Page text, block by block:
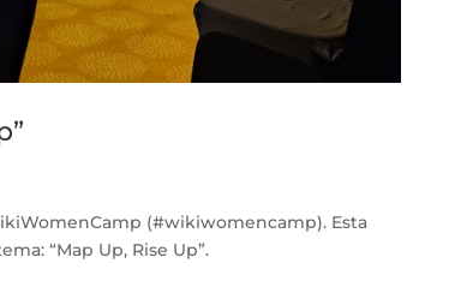
(#wikiwomencamp). Esta
“Map Up, Rise Up”.